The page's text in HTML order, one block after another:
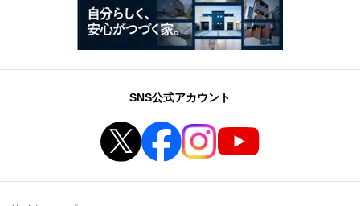
SNS公式アカウント